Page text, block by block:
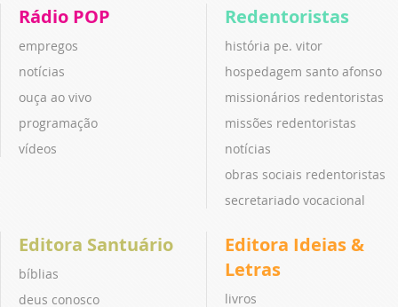
Rádio POP
empregos
notícias
ouça ao vivo
programação
vídeos
Redentoristas
história pe. vitor
hospedagem santo afonso
missionários redentoristas
missões redentoristas
notícias
obras sociais redentoristas
secretariado vocacional
Editora Santuário
bíblias
deus conosco
Editora Ideias &
Letras
livros